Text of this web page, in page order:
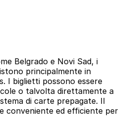
Belgrado e Novi Sad, i
principalmente in
I biglietti possono essere
o talvolta direttamente a
di carte prepagate. Il
conveniente ed efficiente per